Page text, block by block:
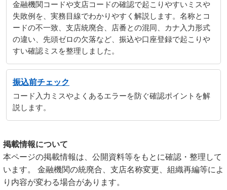
金融機関コードや支店コードの確認で起こりやすいミスや
失敗例を、実務目線でわかりやすく解説します。名称とコ
ードの不一致、支店統廃合、店番との混同、カナ入力形式
の違い、先頭ゼロの欠落など、振込や口座登録で起こりや
すい確認ミスを整理しました。
振込前チェック
コード入力ミスやよくあるエラーを防ぐ確認ポイントを解
説します。
掲載情報について
本ページの掲載情報は、公開資料等をもとに確認・整理して
います。 金融機関の統廃合、支店名称変更、組織再編等によ
り内容が変わる場合があります。